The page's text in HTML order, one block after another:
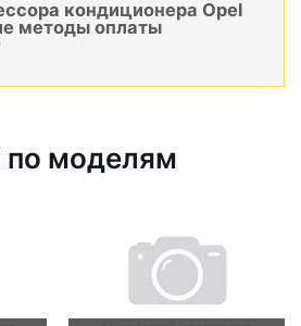
кондиционера Opel
методы оплаты
по моделям